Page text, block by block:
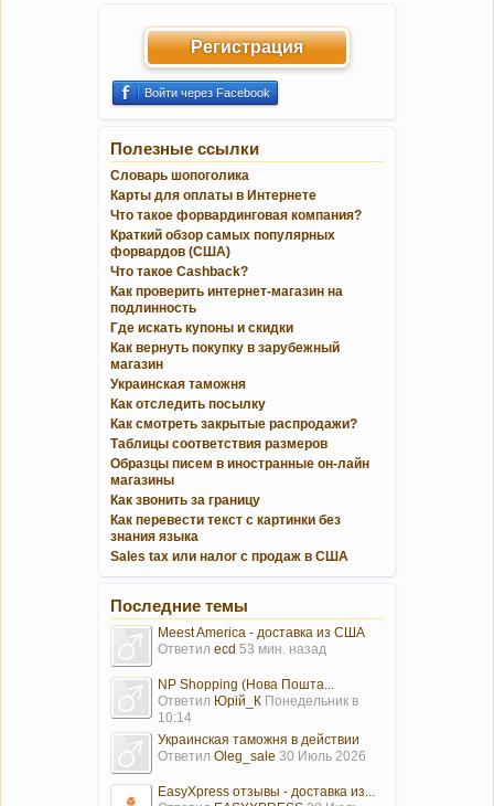
Регистрация
Войти через Facebook
Полезные ссылки
Словарь шопоголика
Карты для оплаты в Интернете
Что такое форвардинговая компания?
Краткий обзор самых популярных
форвардов (США)
Что такое Cashback?
Как проверить интернет-магазин на
подлинность
Где искать купоны и скидки
Как вернуть покупку в зарубежный
магазин
Украинская таможня
Как отследить посылку
Как смотреть закрытые распродажи?
Таблицы соответствия размеров
Образцы писем в иностранные он-лайн
магазины
Как звонить за границу
Как перевести текст с картинки без
знания языка
Sales tax или налог с продаж в США
Последние темы
Meest America - доставка из США
Ответил ecd 53 мин. назад
NP Shopping (Нова Пошта...
Ответил Юрій_К Понедельник в
10:14
Украинская таможня в действии
Ответил Oleg_sale 30 Июль 2026
EasyXpress отзывы - доставка из...